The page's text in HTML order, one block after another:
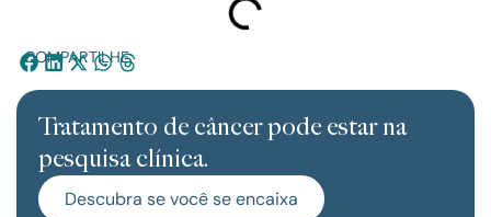
COMPARTILHE:
Tratamento de câncer pode estar na
pesquisa clínica.
Descubra se você se encaixa